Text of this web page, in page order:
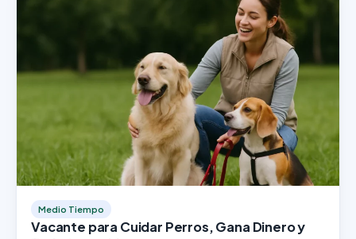
Medio Tiempo
Vacante para Cuidar Perros, Gana Dinero y